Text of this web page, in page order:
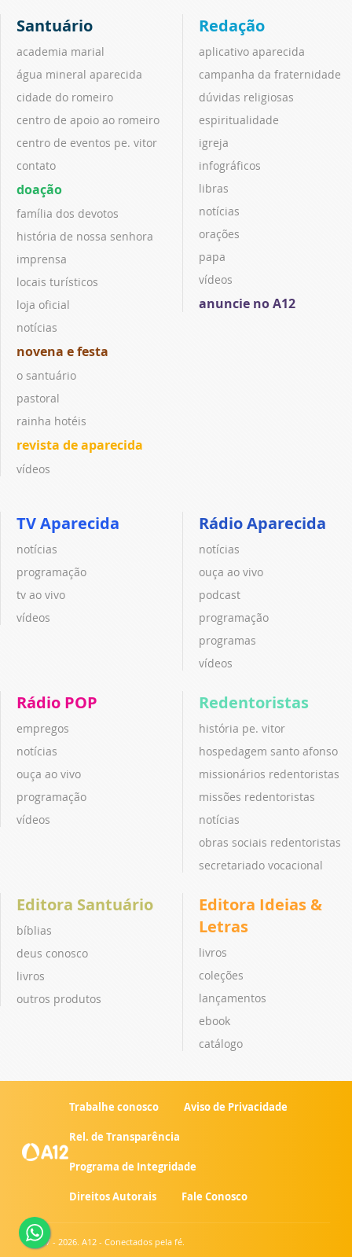
Santuário
academia marial
água mineral aparecida
cidade do romeiro
centro de apoio ao romeiro
centro de eventos pe. vitor
contato
doação
família dos devotos
história de nossa senhora
imprensa
locais turísticos
loja oficial
notícias
novena e festa
o santuário
pastoral
rainha hotéis
revista de aparecida
vídeos
Redação
aplicativo aparecida
campanha da fraternidade
dúvidas religiosas
espiritualidade
igreja
infográficos
libras
notícias
orações
papa
vídeos
anuncie no A12
TV Aparecida
notícias
programação
tv ao vivo
vídeos
Rádio Aparecida
notícias
ouça ao vivo
podcast
programação
programas
vídeos
Rádio POP
empregos
notícias
ouça ao vivo
programação
vídeos
Redentoristas
história pe. vitor
hospedagem santo afonso
missionários redentoristas
missões redentoristas
notícias
obras sociais redentoristas
secretariado vocacional
Editora Santuário
bíblias
deus conosco
livros
outros produtos
Editora Ideias &
Letras
livros
coleções
lançamentos
ebook
catálogo
Trabalhe conosco Aviso de Privacidade
Rel. de Transparência
Programa de Integridade
Direitos Autorais Fale Conosco
© 2007 - 2026. A12 - Conectados pela fé.